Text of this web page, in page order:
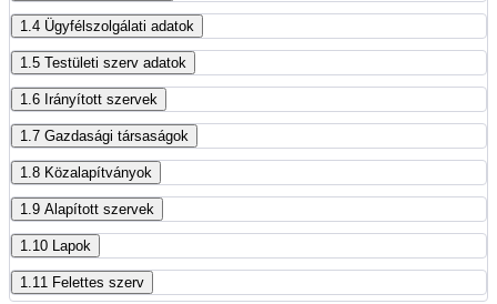
1.4 Ügyfélszolgálati adatok
1.5 Testületi szerv adatok
1.6 Irányított szervek
1.7 Gazdasági társaságok
1.8 Közalapítványok
1.9 Alapított szervek
1.10 Lapok
1.11 Felettes szerv